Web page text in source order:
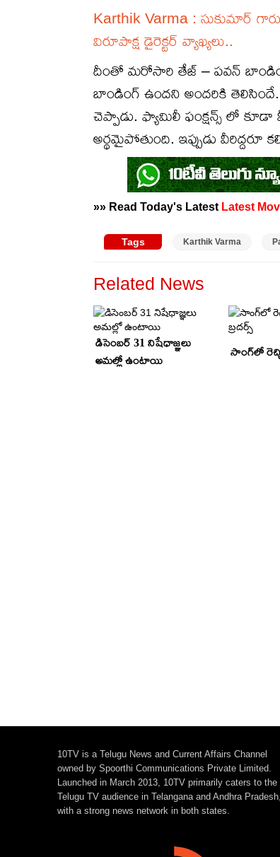
Karthik Varma : సుకుమార్
విరూపాక్ష డైరెక్టర్ వ్యాఖ్యలు..
దీంతో మరోసారి తేజ్ – పవన్
బాండింగ్ ఉందని అందరికి
చెప్పాడు. ఫ్యామిలీ ఫంక్షన్స్ లో
అర్థమైపోతుంది. ఇప్పుడు వీరిద్దరూ
»» Read Today's Latest Latest
Tags Karthik Varma
Related News
డిసెంబర్ 31 నిషేధాజ్ఞలు
అమల్లో ఉంటాయి
సాంగ్‌లో
10TV is a Telugu News and Current Affairs Channel
owned by Spoorthi Communications Private Limited.
Launched in March 2013, 10TV primarily caters to the
Telugu TV audience in Telangana and Andhra Pradesh,
with a strong news network in both states.